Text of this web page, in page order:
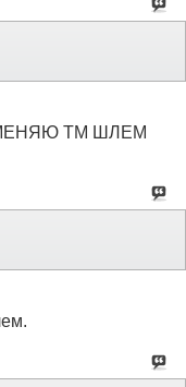
МЕНЯЮ ТМ ШЛЕМ